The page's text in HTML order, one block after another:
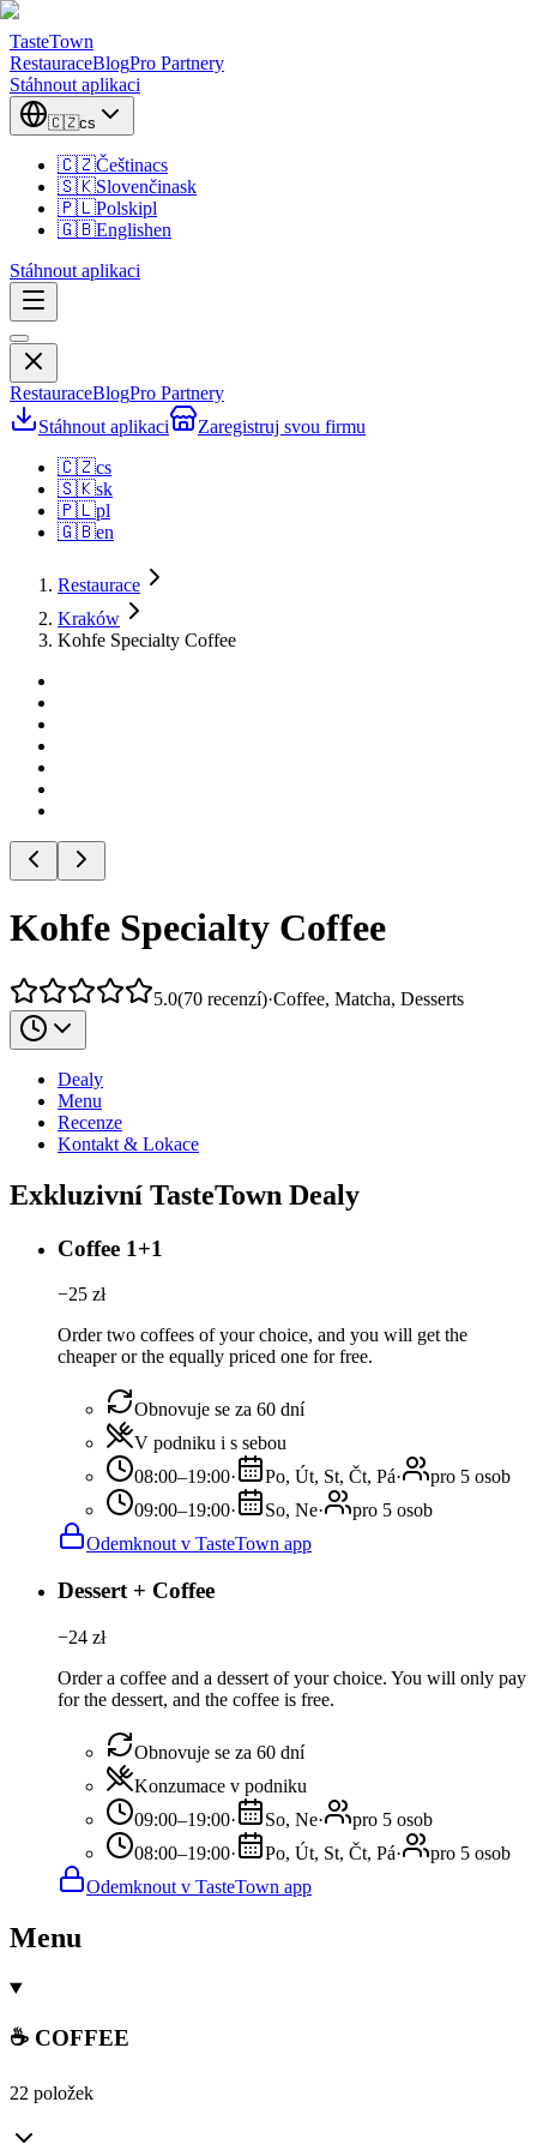
TasteTown
RestauraceBlogPro Partnery
Stáhnout aplikaci
🇨🇿cs
🇨🇿Češtinacs
🇸🇰Slovenčinask
🇵🇱Polskipl
🇬🇧Englishen
Stáhnout aplikaci
RestauraceBlogPro Partnery
Stáhnout aplikaci
Zaregistruj svou firmu
🇨🇿cs
🇸🇰sk
🇵🇱pl
🇬🇧en
Restaurace
Kraków
Kohfe Specialty Coffee
Kohfe Specialty Coffee
5.0(70 recenzí)·Coffee, Matcha, Desserts
Dealy
Menu
Recenze
Kontakt & Lokace
Exkluzivní TasteTown Dealy
Coffee 1+1
−25 zł
Order two coffees of your choice, and you will get the
cheaper or the equally priced one for free.
Obnovuje se za 60 dní
V podniku i s sebou
08:00–19:00· Po, Út, St, Čt, Pá·
pro 5 osob
09:00–19:00· So, Ne·
pro 5 osob
Odemknout v TasteTown app
Dessert + Coffee
−24 zł
Order a coffee and a dessert of your choice. You will only pay
for the dessert, and the coffee is free.
Obnovuje se za 60 dní
Konzumace v podniku
09:00–19:00· So, Ne·
pro 5 osob
08:00–19:00· Po, Út, St, Čt, Pá·
pro 5 osob
Odemknout v TasteTown app
Menu
☕ COFFEE
22 položek